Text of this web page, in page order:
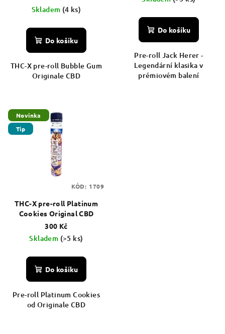
Skladem (4 ks)
Do košíku
THC-X pre-roll Bubble Gum
Originale CBD
Do košíku
Pre-roll Jack Herer -
Legendární klasika v
prémiovém balení
Novinka
Tip
THC-X pre-roll Platinum
Cookies Original CBD
300 Kč
Skladem (>5 ks)
Do košíku
Pre-roll Platinum Cookies
od Originale CBD
KÓD: 1709